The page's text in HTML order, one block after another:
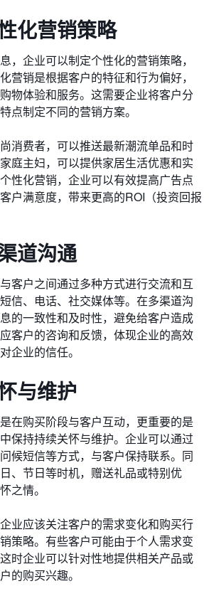
化营销策略
，企业可以制定个性化的营销策略，
营销是根据客户的特征和行为偏好，
物体验和服务。这需要企业将客户分
点制定不同的营销方案。
消费者，可以推送最新潮流单品和时
庭主妇，可以提供家居生活优惠和实
性化营销，企业可以有效提高广告点
户满意度，带来更高的ROI（投资回报
道沟通
客户之间通过多种方式进行交流和互
信、电话、社交媒体等。在多渠道沟
的一致性和及时性，避免给客户造成
客户的咨询和反馈，体现企业的高效
企业的信任。
与维护
在购买阶段与客户互动，更重要的是
保持持续关怀与维护。企业可以通过
候短信等方式，与客户保持联系。同
、节日等时机，赠送礼品或特别优
之情。
业应该关注客户的需求变化和购买行
策略。有些客户可能由于个人需求变
时企业可以针对性地提供相关产品或
的购买兴趣。